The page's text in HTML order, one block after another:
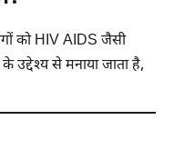
को HIV AIDS जैसी
से मनाया जाता है,